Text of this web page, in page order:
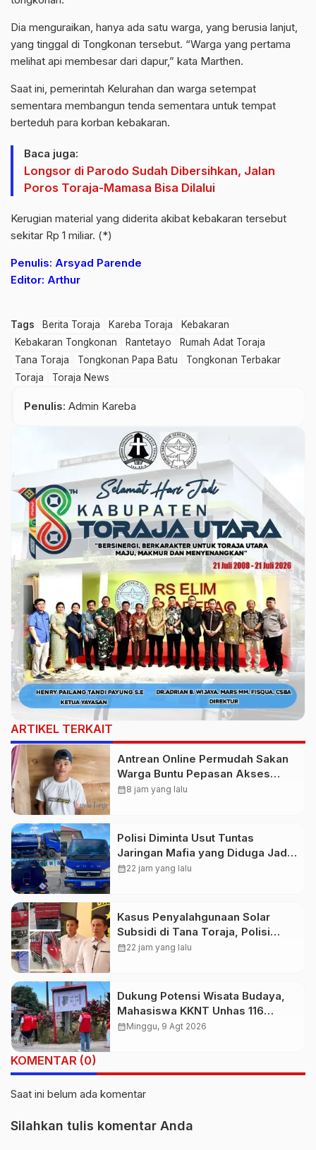
Dia menguraikan, hanya ada satu warga, yang berusia lanjut,
yang tinggal di Tongkonan tersebut. “Warga yang pertama
melihat api membesar dari dapur,” kata Marthen.
Saat ini, pemerintah Kelurahan dan warga setempat
sementara membangun tenda sementara untuk tempat
berteduh para korban kebakaran.
Baca juga:
Longsor di Parodo Sudah Dibersihkan, Jalan
Poros Toraja-Mamasa Bisa Dilalui
Kerugian material yang diderita akibat kebakaran tersebut
sekitar Rp 1 miliar. (*)
Penulis: Arsyad Parende
Editor: Arthur
Tags Berita Toraja Kareba Toraja
Kebakaran
Kebakaran Tongkonan
Rantetayo
Rumah Adat Toraja
Tana Toraja
Tongkonan Papa Batu
Tongkonan Terbakar
Toraja
Toraja News
Penulis: Admin Kareba
ARTIKEL TERKAIT
Antrean Online Permudah Sakan
Warga Buntu Pepasan Akses
Layanan Kesehatan Tanpa
calendar_month8 jam yang lalu
Polisi Diminta Usut Tuntas
Jaringan Mafia yang Diduga Jadi
Penyebab Kelangkaan BBM di
calendar_month22 jam yang lalu
Kasus Penyalahgunaan Solar
Subsidi di Tana Toraja, Polisi
Tetapkan Tiga Tersangka Baru
calendar_month22 jam yang lalu
Dukung Potensi Wisata Budaya,
Mahasiswa KKNT Unhas 116
Kelurahan Nonongan Utara
calendar_monthMinggu, 9 Agt 2026
KOMENTAR (0)
Saat ini belum ada komentar
Silahkan tulis komentar Anda